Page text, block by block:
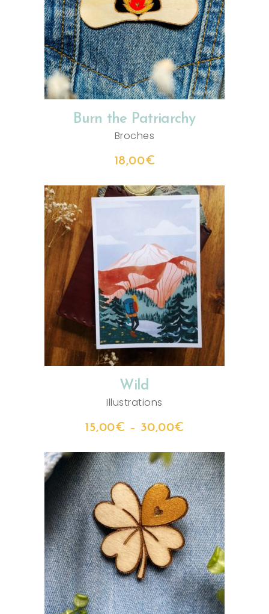
AJOUTER AU PANIER
Burn the Patriarchy
Broches
18,00€
CHOIX DES OPTIONS
Wild
Illustrations
15,00€ – 30,00€
AJOUTER AU PANIER